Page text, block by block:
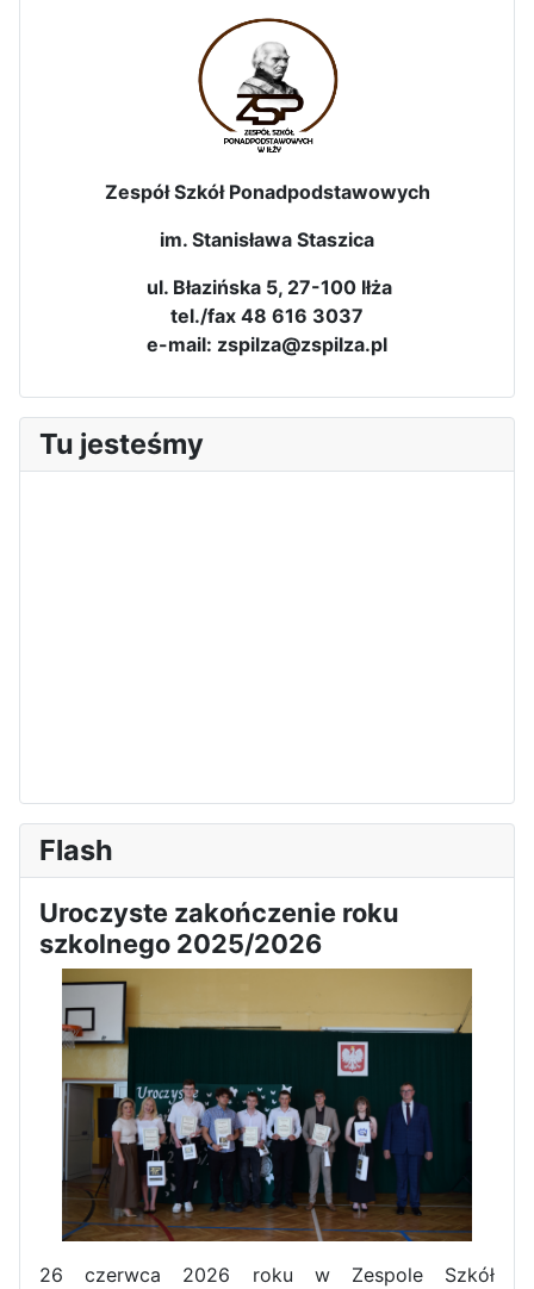
Zespół Szkół Ponadpodstawowych
im. Stanisława Staszica
ul. Błazińska 5, 27-100 Iłża
tel./fax 48 616 3037
e-mail: zspilza@zspilza.pl
Tu jesteśmy
Flash
Uroczyste zakończenie roku
szkolnego 2025/2026
26 czerwca 2026 roku w Zespole Szkół